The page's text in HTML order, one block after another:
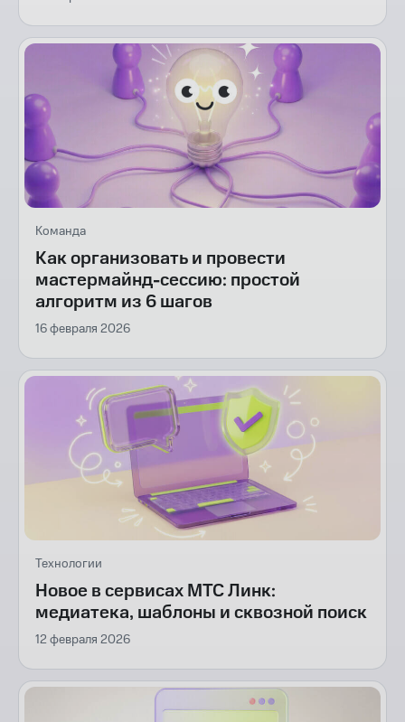
Команда
Как организовать и провести
мастермайнд-сессию: простой
алгоритм из 6 шагов
16 февраля 2026
Технологии
Новое в сервисах МТС Линк:
медиатека, шаблоны и сквозной поиск
12 февраля 2026